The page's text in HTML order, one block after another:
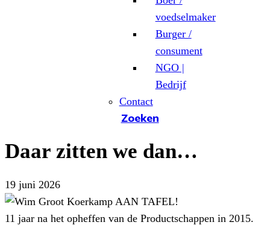
voedselmaker
Burger /
consument
NGO |
Bedrijf
Contact
Zoeken
Daar zitten we dan…
19 juni 2026
11 jaar na het opheffen van de Productschappen in 2015.